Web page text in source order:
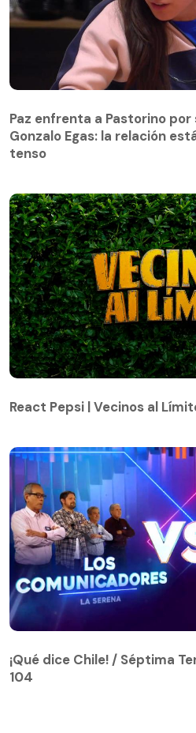
Gonzalo Egas: la relación
tenso
Paz enfrenta a Pastorino por
Gonzalo Egas: la relación
tenso
React Pepsi | Vecinos al
104
¡Qué dice Chile! / Séptima
104